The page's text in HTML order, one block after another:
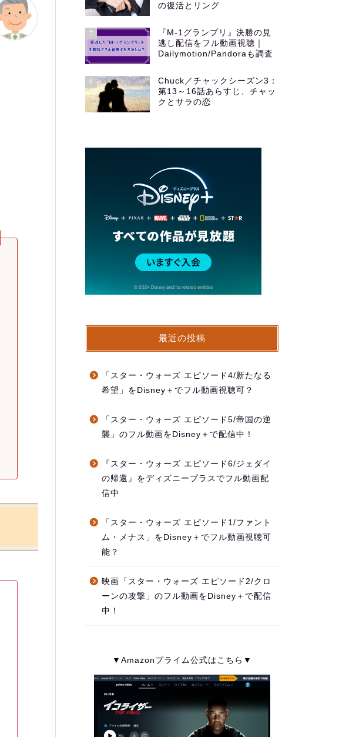
の復活とリング
7
『M-1グランプリ』決勝の見
逃し配信をフル動画視聴｜
Dailymotion/Pandoraも調査
8
Chuck／チャックシーズン3：
第13～16話あらすじ、チャッ
クとサラの恋
最近の投稿
「スター・ウォーズ エピソード4/新たなる
希望」をDisney＋でフル動画視聴可？
「スター・ウォーズ エピソード5/帝国の逆
襲」のフル動画をDisney＋で配信中！
『スター・ウォーズ エピソード6/ジェダイ
の帰還』をディズニープラスでフル動画配
信中
「スター・ウォーズ エピソード1/ファント
ム・メナス」をDisney＋でフル動画視聴可
能？
映画「スター・ウォーズ エピソード2/クロ
ーンの攻撃」のフル動画をDisney＋で配信
中！
▼Amazonプライム公式はこちら▼